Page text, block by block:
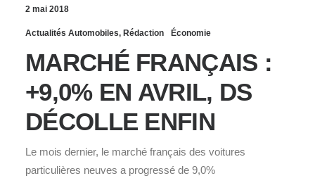
2 mai 2018
Actualités Automobiles, Rédaction Économie
MARCHÉ FRANÇAIS :
+9,0% EN AVRIL, DS
DÉCOLLE ENFIN
Le mois dernier, le marché français des voitures
particulières neuves a progressé de 9,0%